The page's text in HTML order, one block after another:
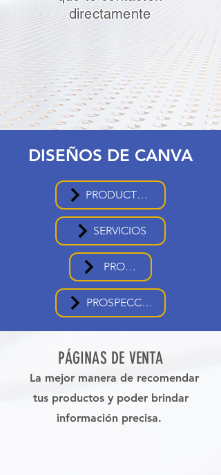
directamente
DISEÑOS DE CANVA
PRODUCTOS 1
SERVICIOS
PROMOS
PROSPECCIÓN
PÁGINAS DE VENTA
La mejor manera de recomendar
tus productos y poder brindar
información precisa.